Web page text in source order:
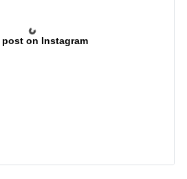
post on Instagram